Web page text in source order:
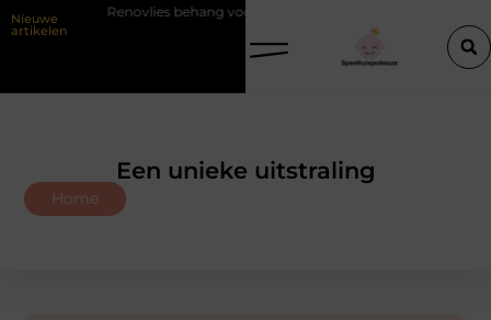
Nieuwe
artikelen
Renovlies behang voor strakke wanden
Een unieke uitstraling
Home